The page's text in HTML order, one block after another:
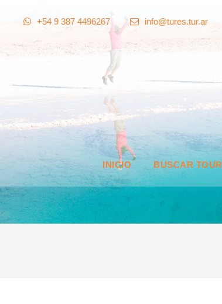
+54 9 387 4496267 info@tures.tur.ar
INICIO BUSCAR TOUR